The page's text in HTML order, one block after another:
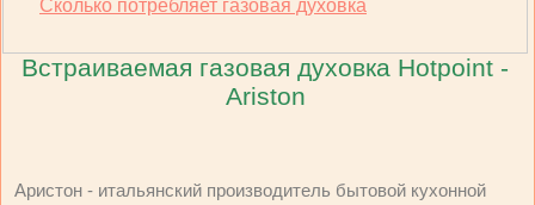
Сколько потребляет газовая духовка
Встраиваемая газовая духовка Hotpoint -
Ariston
Аристон - итальянский производитель бытовой кухонной